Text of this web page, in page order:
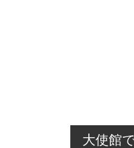
大使館